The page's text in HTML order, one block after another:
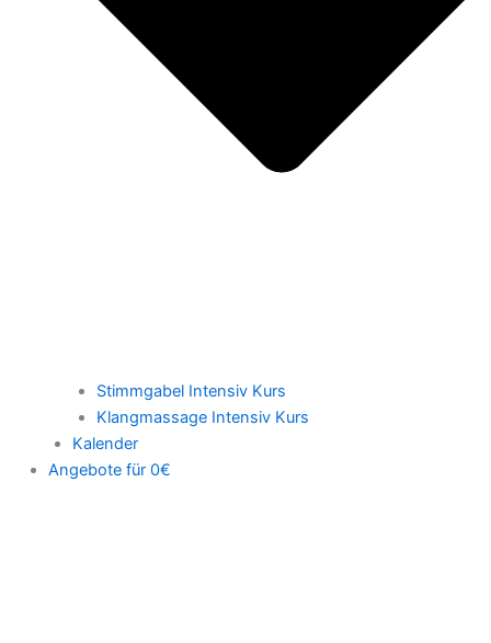
Stimmgabel Intensiv Kurs
Klangmassage Intensiv Kurs
Kalender
Angebote für 0€